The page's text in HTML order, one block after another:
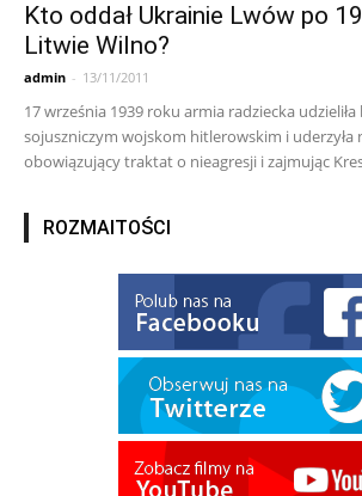
Kto oddał Ukrainie Lwów po
Litwie Wilno?
admin - 13/11/2011
17 września 1939 roku armia radziecka
sojuszniczym wojskom hitlerowskim i uderzyła
obowiązujący traktat o nieagresji i zajmując
ROZMAITOŚCI